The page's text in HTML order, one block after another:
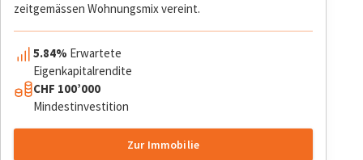
zeitgemässen Wohnungsmix vereint.
5.84% Erwartete
Eigenkapitalrendite
CHF 100’000
Mindestinvestition
Zur Immobilie